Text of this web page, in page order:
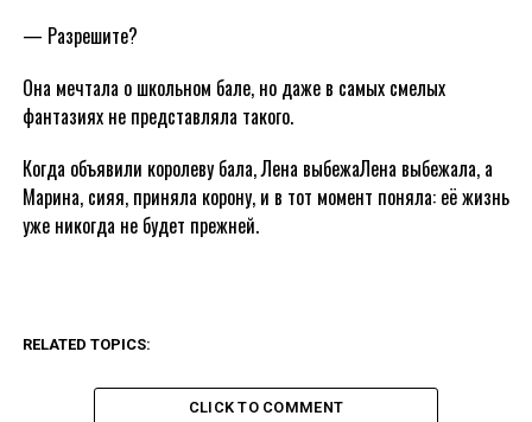
— Разрешите?
Она мечтала о школьном бале, но даже в самых смелых
фантазиях не представляла такого.
Когда объявили королеву бала, Лена выбежаЛена выбежала, а
Марина, сияя, приняла корону, и в тот момент поняла: её жизнь
уже никогда не будет прежней.
RELATED TOPICS:
CLICK TO COMMENT